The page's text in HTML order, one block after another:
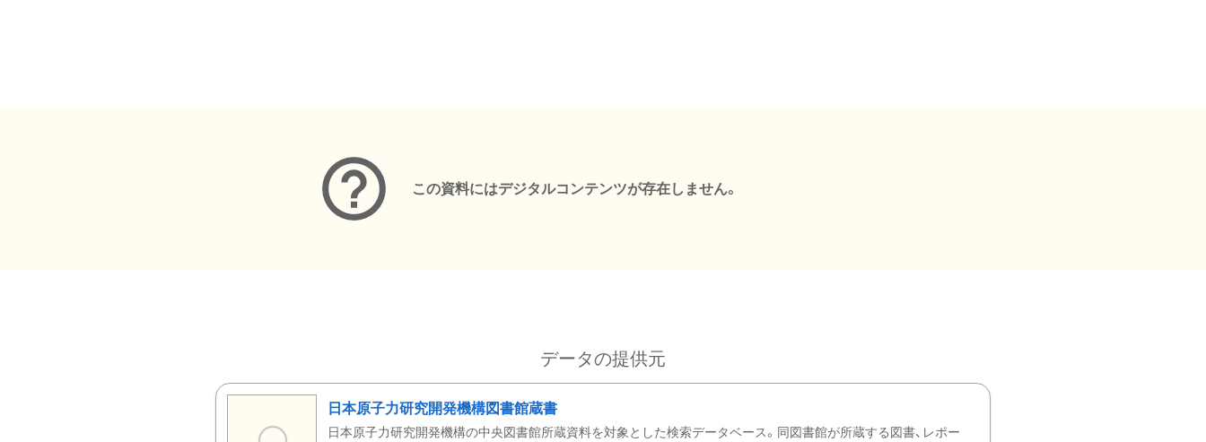
この資料にはデジタルコンテンツが存在しません。
データの提供元
日本原子力研究開発機構図書館蔵書
日本原子力研究開発機構の中央図書館所蔵資料を対象とした検索データベース。同図書館が所蔵する図書、レポー